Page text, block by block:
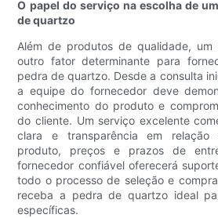
O papel do serviço na escolha de
de quartzo
Além de produtos de qualidade, um
outro fator determinante para
pedra de quartzo. Desde a consulta
a equipe do fornecedor deve
conhecimento do produto e
do cliente. Um serviço excelente
clara e transparência em relação
produto, preços e prazos de
fornecedor confiável oferecerá
todo o processo de seleção e
receba a pedra de quartzo ideal
específicas.